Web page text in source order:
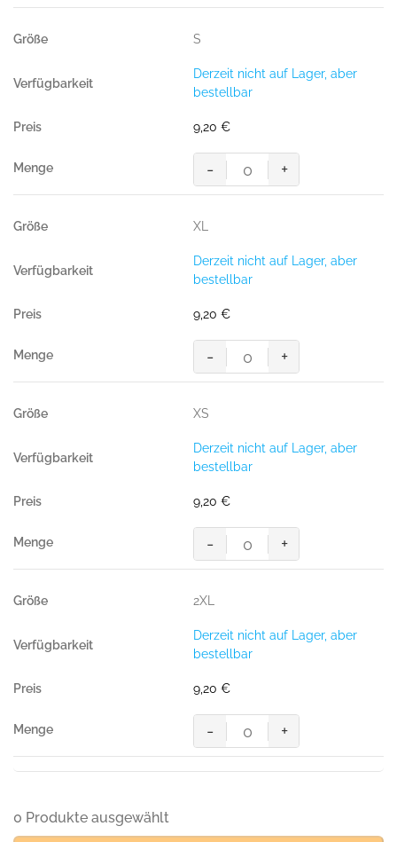
T-
Performance,
SONNE
Polyester,
g/m²)
Menge
S
Derzeit nicht auf Lager, aber
bestellbar
9,20 €
Women-
T-
Performance,
SONNE
Polyester,
g/m²)
Menge
- +
XL
Derzeit nicht auf Lager, aber
bestellbar
9,20 €
Women-
T-
Performance,
SONNE
Polyester,
g/m²)
Menge
- +
XS
Derzeit nicht auf Lager, aber
bestellbar
9,20 €
Women-
T-
Performance,
SONNE
Polyester,
g/m²)
Menge
- +
2XL
Derzeit nicht auf Lager, aber
bestellbar
9,20 €
Women-
T-
Shirt
- +
0 Produkte ausgewählt